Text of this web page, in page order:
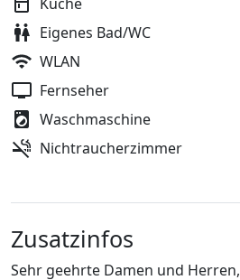
Eigenes Bad/WC
WLAN
Fernseher
Waschmaschine
Nichtraucherzimmer
Zusatzinfos
Sehr geehrte Damen und Herren,